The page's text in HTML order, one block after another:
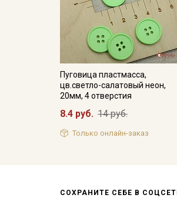
Пуговица пластмасса,
цв.светло-салатовый неон,
20мм, 4 отверстия
8.4 руб. 14 руб.
Только онлайн-заказ
СОХРАНИТЕ СЕБЕ В